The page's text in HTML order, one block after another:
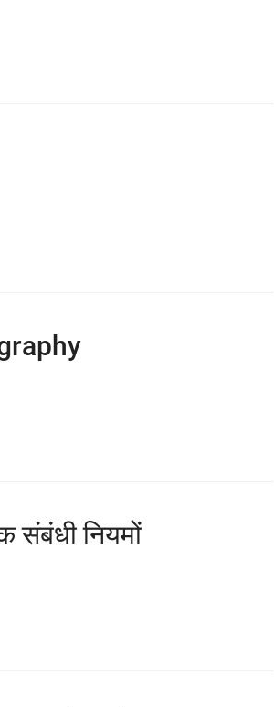
संबंधी नियमों